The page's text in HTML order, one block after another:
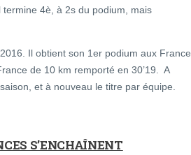
termine 4è, à 2s du podium, mais
Il obtient son 1er podium aux France
de 10 km remporté en 30’19. A
et à nouveau le titre par équipe.
S’ENCHAÎNENT